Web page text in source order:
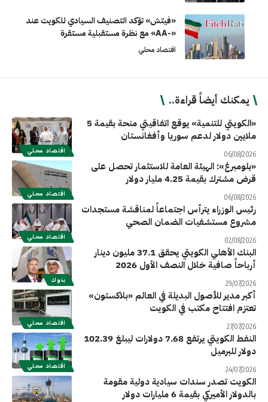
«فيتش» تؤكد التصنيف السيادي للكويت عند
«-AA» مع نظرة مستقبلية مستقرة
اقتصاد محلي
يمكنك أيضاً قراءة..
اقتصاد محلي
«الكويتي للتنمية» يوقع اتفاقيتي منحة بقيمة 5
ملايين دولار لدعم سوريا وأفغانستان
06/08/2026
اقتصاد محلي
«بلومبرغ»: الهيئة العامة للاستثمار تحصل على
قرض مشترك بقيمة 4.25 مليار دولار
06/08/2026
اقتصاد محلي
رئيس الوزراء يترأس اجتماعاً لمناقشة مستجدات
مشروع مستشفيات الضمان الصحي
02/08/2026
بنوك
البنك الأهلي الكويتي يحقق 37.1 مليون دينار
أرباحاً صافية خلال النصف الأول 2026
29/07/2026
اقتصاد محلي
أكبر مدير للأصول البديلة في العالم «بلاكستون»
تعتزم افتتاح مكتب في الكويت
27/07/2026
اقتصاد محلي
النفط الكويتي يرتفع 7.68 دولارات ليبلغ 102.39
دولار للبرميل
24/07/2026
الكويت تصدر سندات سيادية دولية مقومة
بالدولار الأميركي بقيمة 6 مليارات دولار